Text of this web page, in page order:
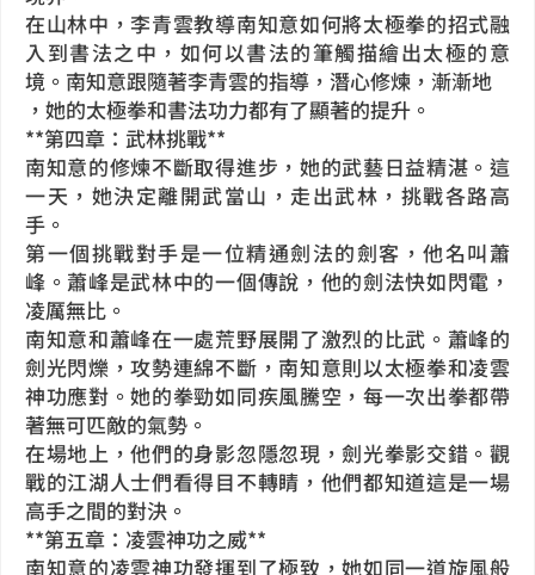
在山林中，李青雲教導南知意如何將太極拳的招式融
入到書法之中，如何以書法的筆觸描繪出太極的意
境。南知意跟隨著李青雲的指導，潛心修煉，漸漸地
，她的太極拳和書法功力都有了顯著的提升。
**第四章：武林挑戰**
南知意的修煉不斷取得進步，她的武藝日益精湛。這
一天，她決定離開武當山，走出武林，挑戰各路高
手。
第一個挑戰對手是一位精通劍法的劍客，他名叫蕭
峰。蕭峰是武林中的一個傳說，他的劍法快如閃電，
凌厲無比。
南知意和蕭峰在一處荒野展開了激烈的比武。蕭峰的
劍光閃爍，攻勢連綿不斷，南知意則以太極拳和凌雲
神功應對。她的拳勁如同疾風騰空，每一次出拳都帶
著無可匹敵的氣勢。
在場地上，他們的身影忽隱忽現，劍光拳影交錯。觀
戰的江湖人士們看得目不轉睛，他們都知道這是一場
高手之間的對決。
**第五章：凌雲神功之威**
南知意的凌雲神功發揮到了極致，她如同一道旋風般